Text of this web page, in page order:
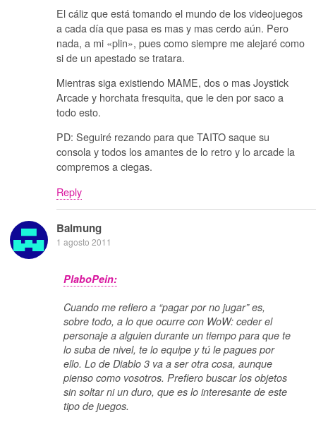
El cáliz que está tomando el mundo de los videojuegos
a cada día que pasa es mas y mas cerdo aún. Pero
nada, a mi «plin», pues como siempre me alejaré como
si de un apestado se tratara.
Mientras siga existiendo MAME, dos o mas Joystick
Arcade y horchata fresquita, que le den por saco a
todo esto.
PD: Seguiré rezando para que TAITO saque su
consola y todos los amantes de lo retro y lo arcade la
compremos a ciegas.
Reply
Balmung
1 agosto 2011
PlaboPein:
Cuando me refiero a “pagar por no jugar” es,
sobre todo, a lo que ocurre con WoW: ceder el
personaje a alguien durante un tiempo para que te
lo suba de nivel, te lo equipe y tú le pagues por
ello. Lo de Diablo 3 va a ser otra cosa, aunque
pienso como vosotros. Prefiero buscar los objetos
sin soltar ni un duro, que es lo interesante de este
tipo de juegos.